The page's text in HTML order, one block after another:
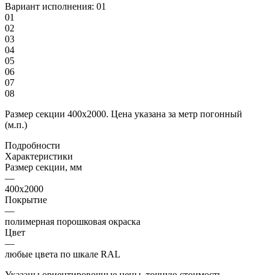
Вариант исполнения: 01
01
02
03
04
05
06
07
08
Размер секции 400х2000. Цена указана за метр погонный
(м.п.)
Подробности
Характеристики
Размер секции, мм
—
400х2000
Покрытие
—
полимерная порошковая окраска
Цвет
—
любые цвета по шкале RAL